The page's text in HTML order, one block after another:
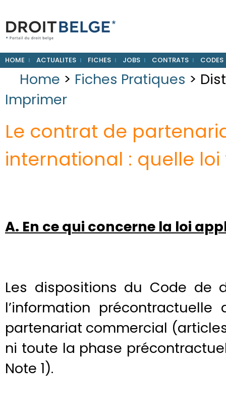
HOME ACTUALITES FICHES JOBS CONTRATS CODES
Home > Fiches Pratiques >
Imprimer
Le contrat de
international : quelle
A. En ce qui concerne la loi
Les dispositions du Code de
l’information
partenariat commercial
ni toute la phase
Note 1).